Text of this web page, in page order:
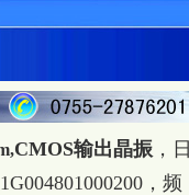
CMOS输出晶振 ， 日
，频